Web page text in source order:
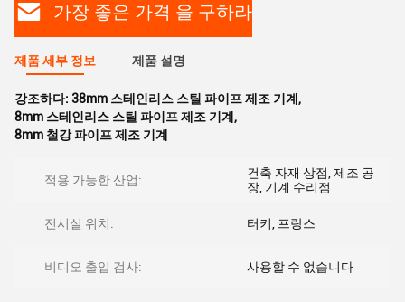
가장 좋은 가격 을 구하라
제품 세부 정보 제품 설명
강조하다: 38mm 스테인리스 스틸 파이프 제조 기계 ,
8mm 스테인리스 스틸 파이프 제조 기계 ,
8mm 철강 파이프 제조 기계
적용 가능한 산업:
건축 자재 상점, 제조 공
장, 기계 수리점
전시실 위치: 터키, 프랑스
비디오 출입 검사: 사용할 수 없습니다